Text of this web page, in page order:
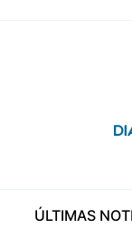
ÚLTIMAS